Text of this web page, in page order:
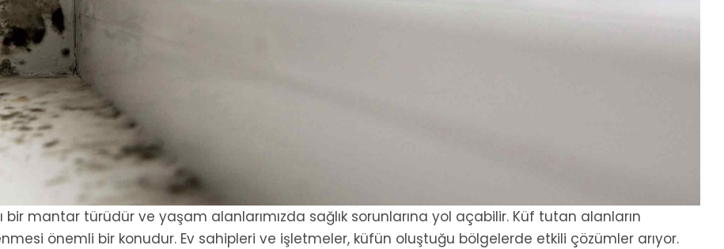
mantar türüdür ve yaşam alanlarımızda sağlık sorunlarına yol açabilir. Küf tutan alanların
önemli bir konudur. Ev sahipleri ve işletmeler, küfün oluştuğu bölgelerde etkili çözümler arıyor.